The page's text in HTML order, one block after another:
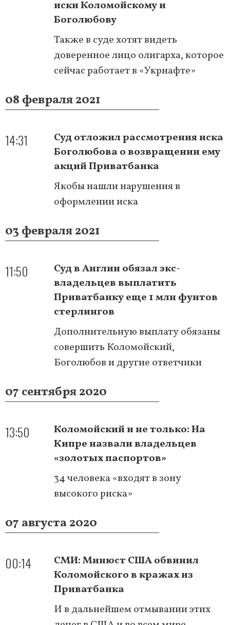
иски Коломойскому и
Боголюбову
Также в суде хотят видеть
доверенное лицо олигарха, которое
сейчас работает в «Укрнафте»
08 февраля 2021
14:31
Суд отложил рассмотрения иска
Боголюбова о возвращении ему
акций Приватбанка
Якобы нашли нарушения в
оформлении иска
03 февраля 2021
11:50
Суд в Англии обязал экс-
владельцев выплатить
Приватбанку еще 1 млн фунтов
стерлингов
Дополнительную выплату обязаны
совершить Коломойский,
Боголюбов и другие ответчики
07 сентября 2020
13:50
Коломойский и не только: На
Кипре назвали владельцев
«золотых паспортов»
34 человека «входят в зону
высокого риска»
07 августа 2020
00:14
СМИ: Минюст США обвинил
Коломойского в кражах из
Приватбанка
И в дальнейшем отмывании этих